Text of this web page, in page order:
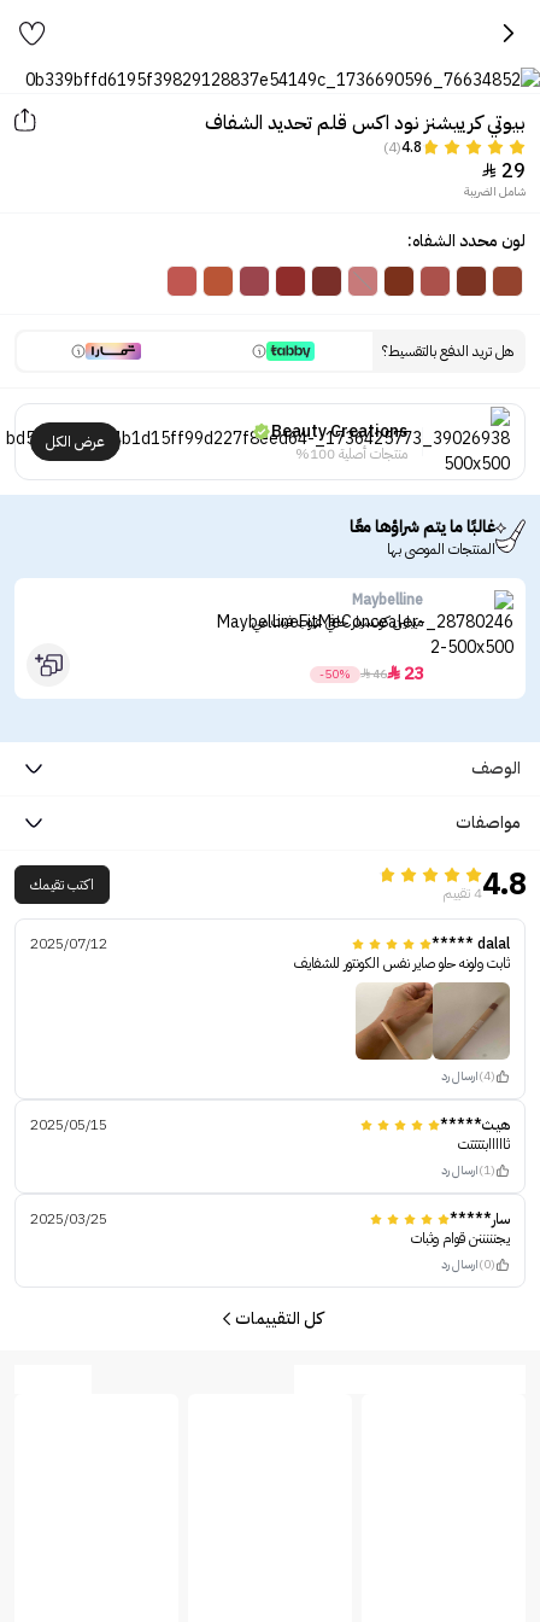
بيوتي كرييشنز نود اكس قلم تحديد الشفاف
4.8
(4)
29

شامل الضريبة
لون محدد الشفاه:
هل تريد الدفع بالتقسيط؟
Beauty Creations
منتجات أصلية 100%
عرض الكل
غالبًا ما يتم شراؤها معًا
المنتجات الموصى بها
Maybelline
ميبلين كونسيلر خافي عيوب فيت مي
23

46

-50%
الوصف
مواصفات
4.84 تقييم اكتب تقيمك
dalal *****
2025/07/12
ثابت ولونه حلو صاير نفس الكونتور للشفايف
(4) ارسال رد
هيث*****
2025/05/15
ثااااابتتتتت
(1) ارسال رد
سار*****
2025/03/25
يجنننننن قوام وثبات
(0) ارسال رد
كل التقييمات